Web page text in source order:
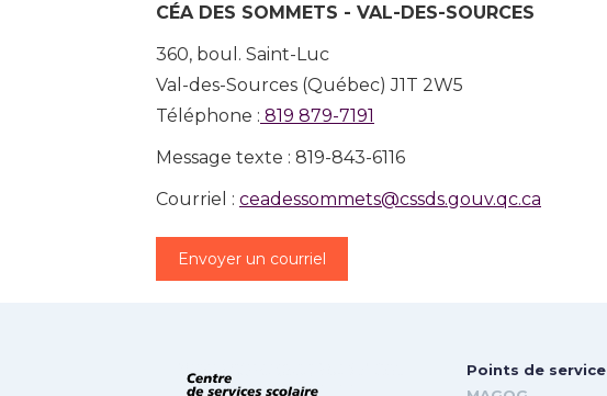
CÉA DES SOMMETS - VAL-DES-SOURCES
360, boul. Saint-Luc
Val-des-Sources (Québec) J1T 2W5
Téléphone : 819 879-7191
Message texte : 819-843-6116
Courriel : ceadessommets@cssds.gouv.qc.ca
Envoyer un courriel
Points de service